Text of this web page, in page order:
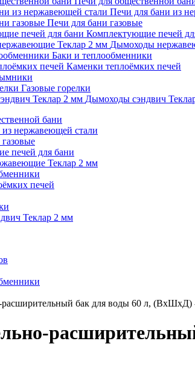
Печи для бани из
Печи для бани газовые
Комплектующие печей
Дымоходы
Баки и теплообменники
Каменки теплоёмких печей
Газовые горелки
Дымоходы сэндвич
бани
нержавеющей стали
печей для бани
Теклар 2 мм
печей
Теклар 2 мм
расширительный бак для воды 60 л, (ВхШхД)